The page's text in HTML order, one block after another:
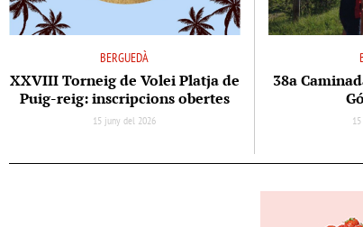
BERGUEDÀ
XXVIII Torneig de Volei Platja de
Puig-reig: inscripcions obertes
15 juny del 2026
38a